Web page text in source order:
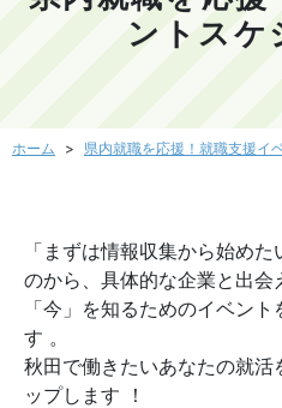
ントスケ
ホーム 県内就職を応援！就職支援イ
「まずは情報収集から始め
のから、具体的な企業と出
「今」を知るためのイベン
す 。
秋田で働きたいあなたの就
ップします ！